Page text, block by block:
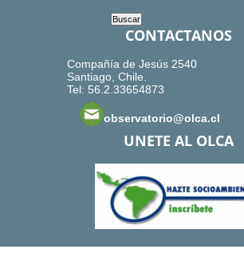
CONTACTANOS
Compañía de Jesús 2540
Santiago, Chile.
Tel: 56.2.33654873
observatorio@olca.cl
UNETE AL OLCA